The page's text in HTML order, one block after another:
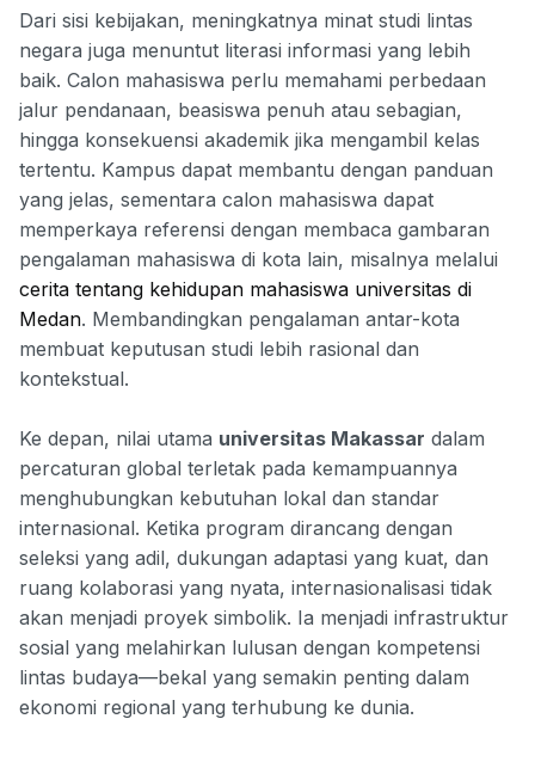
Dari sisi kebijakan, meningkatnya minat studi lintas
negara juga menuntut literasi informasi yang lebih
baik. Calon mahasiswa perlu memahami perbedaan
jalur pendanaan, beasiswa penuh atau sebagian,
hingga konsekuensi akademik jika mengambil kelas
tertentu. Kampus dapat membantu dengan panduan
yang jelas, sementara calon mahasiswa dapat
memperkaya referensi dengan membaca gambaran
pengalaman mahasiswa di kota lain, misalnya melalui
cerita tentang kehidupan mahasiswa universitas di
Medan. Membandingkan pengalaman antar-kota
membuat keputusan studi lebih rasional dan
kontekstual.
Ke depan, nilai utama universitas Makassar dalam
percaturan global terletak pada kemampuannya
menghubungkan kebutuhan lokal dan standar
internasional. Ketika program dirancang dengan
seleksi yang adil, dukungan adaptasi yang kuat, dan
ruang kolaborasi yang nyata, internasionalisasi tidak
akan menjadi proyek simbolik. Ia menjadi infrastruktur
sosial yang melahirkan lulusan dengan kompetensi
lintas budaya—bekal yang semakin penting dalam
ekonomi regional yang terhubung ke dunia.